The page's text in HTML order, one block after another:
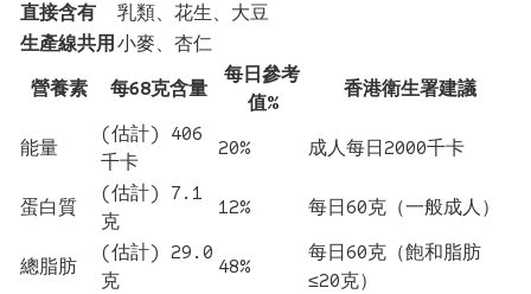
直接含有
乳類、花生、大豆
生產線共用 小麥、杏仁
營養素
每68克含量
每日參考
值%
香港衛生署建議
能量
(估計) 406
千卡
20% 成人每日2000千卡
蛋白質
(估計) 7.1
克
12% 每日60克（一般成人）
總脂肪
(估計) 29.0
克
48%
每日60克（飽和脂肪
≤20克）